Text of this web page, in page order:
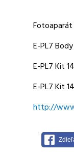
E-PL7
E-PL7 Kit
E-PL7 Kit
http://